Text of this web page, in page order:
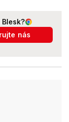
nás